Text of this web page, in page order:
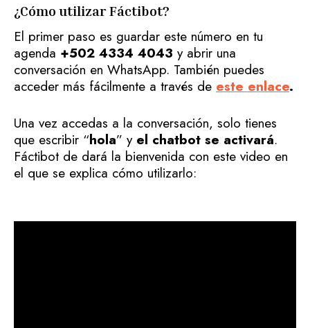
¿Cómo utilizar Fáctibot?
El primer paso es guardar este número en tu
agenda +502 4334 4043 y abrir una
conversación en WhatsApp. También puedes
acceder más fácilmente a través de este enlace.
Una vez accedas a la conversación, solo tienes
que escribir “hola” y el chatbot se activará.
Fáctibot de dará la bienvenida con este video en
el que se explica cómo utilizarlo: